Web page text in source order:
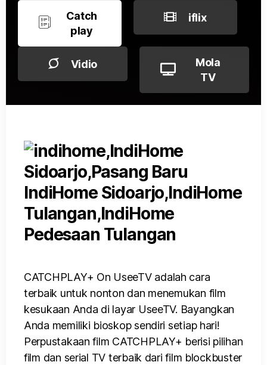
Catch
play
iflix
Vidio
Mola
TV
CATCHPLAY+ On UseeTV adalah cara
terbaik untuk nonton dan menemukan film
kesukaan Anda di layar UseeTV. Bayangkan
Anda memiliki bioskop sendiri setiap hari!
Perpustakaan film CATCHPLAY+ berisi pilihan
film dan serial TV terbaik dari film blockbuster